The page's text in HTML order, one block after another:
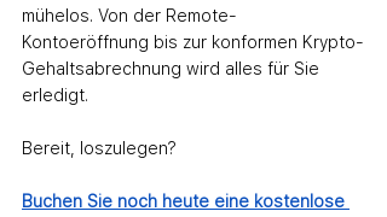
mühelos. Von der Remote-
Kontoeröffnung bis zur konformen Krypto-
Gehaltsabrechnung wird alles für Sie
erledigt.
Bereit, loszulegen?
Buchen Sie noch heute eine kostenlose